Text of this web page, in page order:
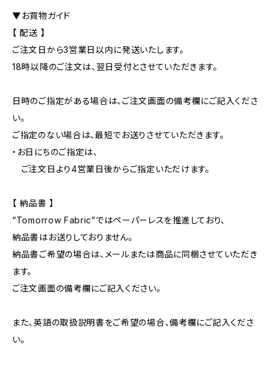
▼お買物ガイド
【 配送 】
ご注文日から3営業日以内に発送いたします。
18時以降のご注文は、翌日受付とさせていただきます。
日時のご指定がある場合は、ご注文画面の備考欄にご記入くださ
い。
ご指定のない場合は、最短でお送りさせていただきます。
・お日にちのご指定は、
ご注文日より4営業日後からご指定いただけます。
【 納品書 】
“Tomorrow Fabric”ではペーパーレスを推進しており、
納品書はお送りしておりません。
納品書ご希望の場合は、メールまたは商品に同梱させていただき
ます。
ご注文画面の備考欄にご記入ください。
また、英語の取扱説明書をご希望の場合、備考欄にご記入くださ
い。